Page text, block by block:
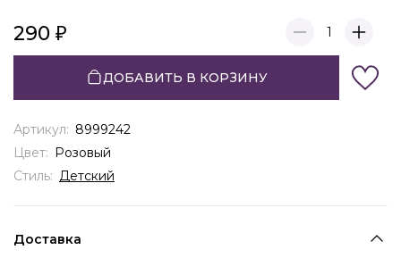
290 1
ДОБАВИТЬ В КОРЗИНУ
Артикул: 8999242
Цвет: Розовый
Стиль: Детский
Доставка